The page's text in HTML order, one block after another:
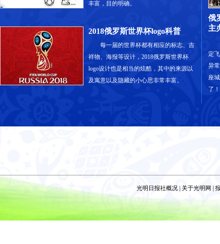
丰富，目的明确。
2018俄罗斯世界杯logo科普
每一届的世界杯都有相应的标志、吉
祥物、海报等设计，2018俄罗斯世界杯
logo设计也是相当的炫酷，其中的来源以
及寓意以及隐藏的小心思非常丰富。
俄
主
定
异
座
了！
光明日报社概况 关于光明网